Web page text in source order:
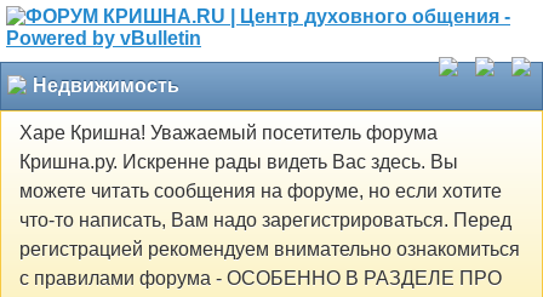
Недвижимость
Харе Кришна! Уважаемый посетитель форума
Кришна.ру. Искренне рады видеть Вас здесь. Вы
можете читать сообщения на форуме, но если хотите
что-то написать, Вам надо зарегистрироваться. Перед
регистрацией рекомендуем внимательно ознакомиться
с правилами форума - ОСОБЕННО В РАЗДЕЛЕ ПРО